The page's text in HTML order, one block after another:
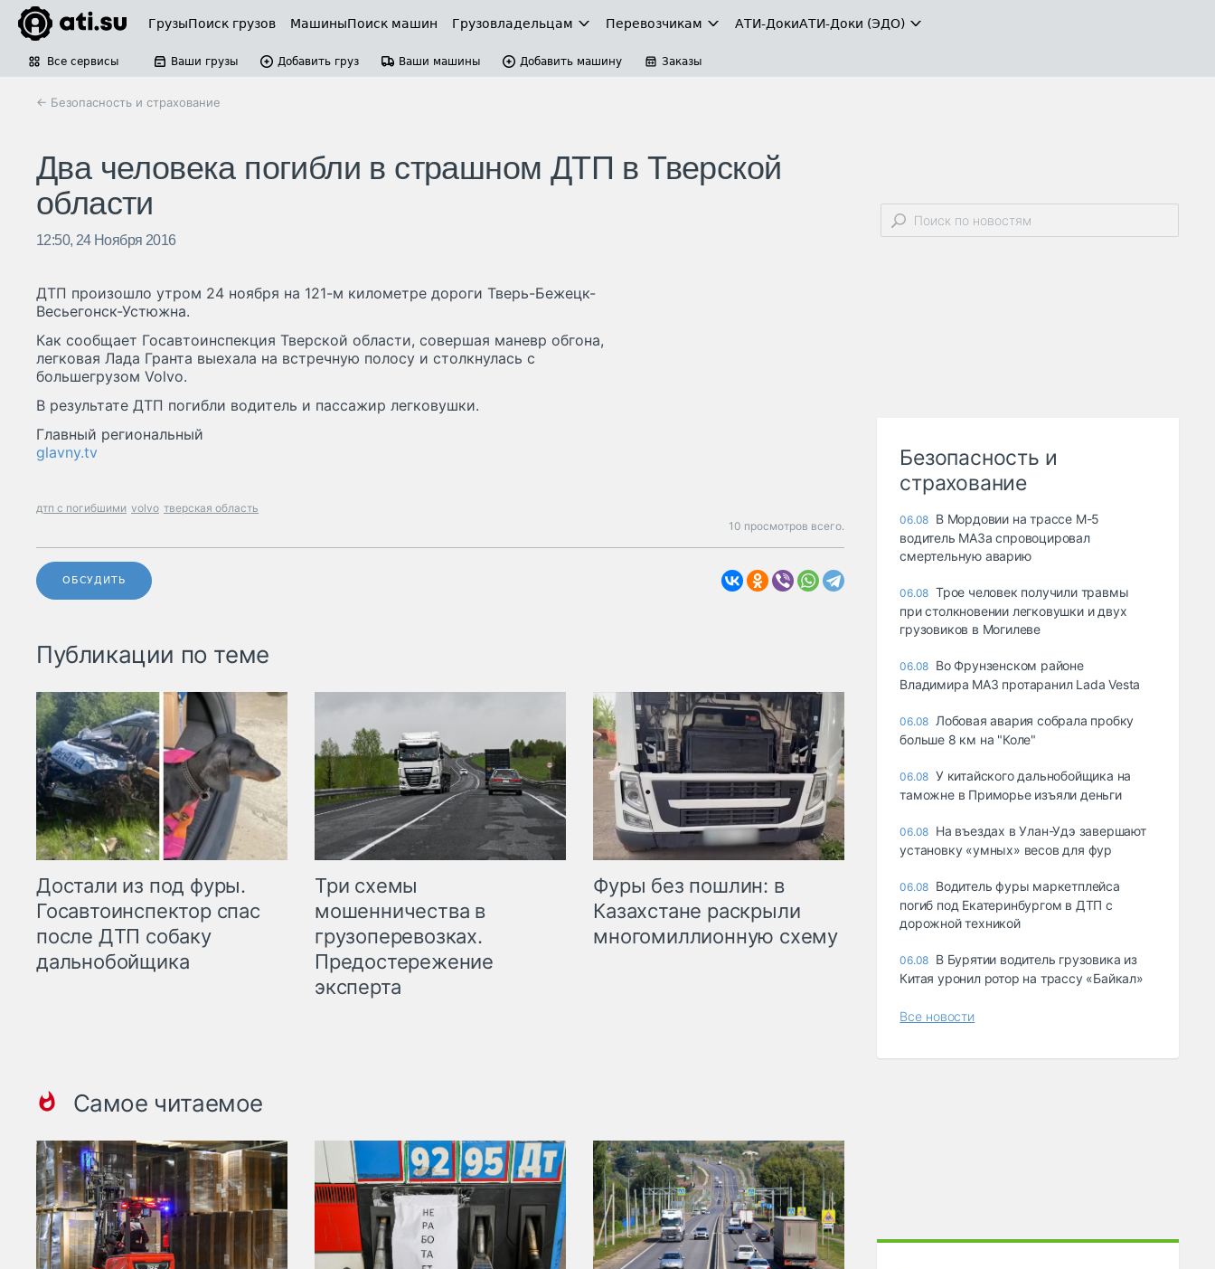
ГрузыПоиск грузов МашиныПоиск машин Грузовладельцам Перевозчикам АТИ-ДокиАТИ-Доки (ЭДО)
Все сервисы Ваши грузы Добавить груз Ваши машины Добавить машину Заказы
← Безопасность и страхование
Два человека погибли в страшном ДТП в Тверской
области
12:50, 24 Ноября 2016
ДТП произошло утром 24 ноября на 121-м километре дороги Тверь-Бежецк-
Весьегонск-Устюжна.
Как сообщает Госавтоинспекция Тверской области, совершая маневр обгона,
легковая Лада Гранта выехала на встречную полосу и столкнулась с
большегрузом Volvo.
В результате ДТП погибли водитель и пассажир легковушки.
Главный региональный
glavny.tv
дтп с погибшими volvo тверская область
10 просмотров всего.
ОБСУДИТЬ
Публикации по теме
Достали из под фуры.
Госавтоинспектор спас
после ДТП собаку
дальнобойщика
Три схемы
мошенничества в
грузоперевозках.
Предостережение
эксперта
Фуры без пошлин: в
Казахстане раскрыли
многомиллионную схему
Самое читаемое
Безопасность и
страхование
06.08 В Мордовии на трассе М-5
водитель МАЗа спровоцировал
смертельную аварию
06.08 Трое человек получили травмы
при столкновении легковушки и двух
грузовиков в Могилеве
06.08 Во Фрунзенском районе
Владимира МАЗ протаранил Lada Vesta
06.08 Лобовая авария собрала пробку
больше 8 км на "Коле"
06.08 У китайского дальнобойщика на
таможне в Приморье изъяли деньги
06.08 Ha въeздax в Улaн-Удэ зaвepшaют
ycтaнoвкy «yмныx» вecoв для фyp
06.08 Водитель фуры маркетплейса
погиб под Екатеринбургом в ДТП с
дорожной техникой
06.08 В Бурятии водитель грузовика из
Китая уронил ротор на трассу «Байкал»
Все новости